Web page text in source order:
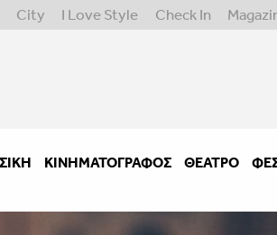
City I Love Style Check In
ΚΙΝΗΜΑΤΟΓΡΆΦΟΣ ΘΈΑΤΡΟ